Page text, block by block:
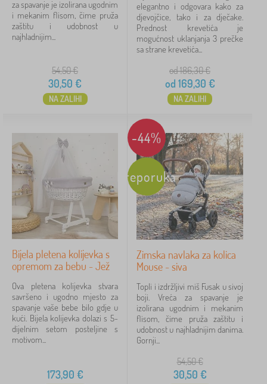
za spavanje je izolirana ugodnim
i mekanim flisom, čime pruža
zaštitu i udobnost u
najhladnijim...
54,50€
30,50 €
NA ZALIHI
elegantno i odgovara kako za
djevojčice, tako i za dječake.
Prednost krevetića je
mogućnost uklanjanja 3 prečke
sa strane krevetića...
od 186,30€
od 169,30 €
NA ZALIHI
Bijela pletena kolijevka s
opremom za bebu - Jež
Ova pletena kolijevka stvara
savršeno i ugodno mjesto za
spavanje vaše bebe bilo gdje u
kući. Bijela kolijevka dolazi s 5-
dijelnim setom posteljine s
motivom...
173,90 €
-44%
Preporuka
Zimska navlaka za kolica
Mouse - siva
Topli i izdržljivi miš Fusak u sivoj
boji. Vreća za spavanje je
izolirana ugodnim i mekanim
flisom, čime pruža zaštitu i
udobnost u najhladnijim danima.
Gornji...
54,50€
30,50 €